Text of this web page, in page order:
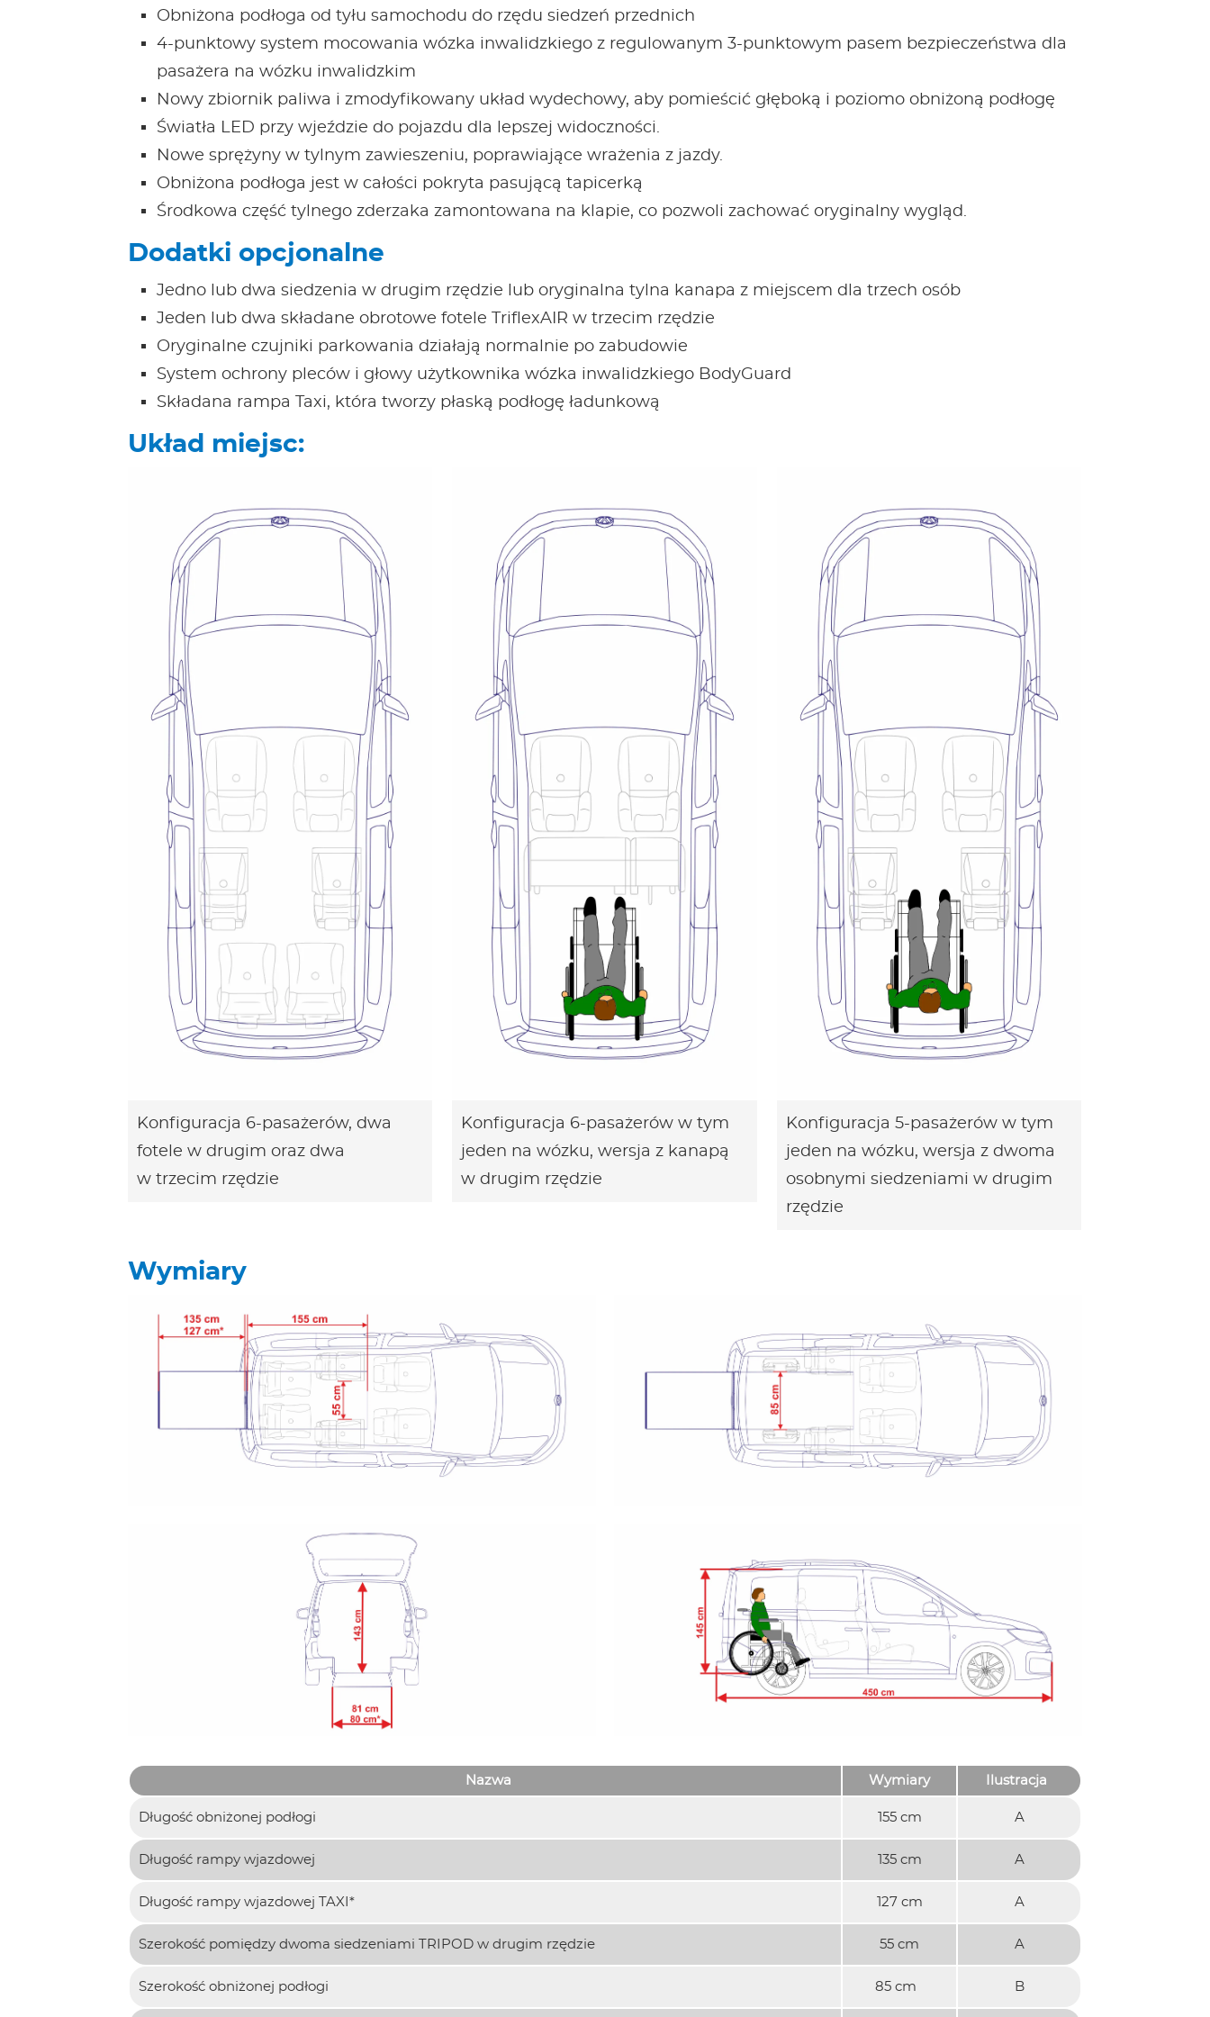
Obniżona podłoga od tyłu samochodu do rzędu siedzeń przednich
4-punktowy system mocowania wózka inwalidzkiego z regulowanym 3-punktowym pasem bezpieczeństwa dla
pasażera na wózku inwalidzkim
Nowy zbiornik paliwa i zmodyfikowany układ wydechowy, aby pomieścić głęboką i poziomo obniżoną podłogę
Światła LED przy wjeździe do pojazdu dla lepszej widoczności.
Nowe sprężyny w tylnym zawieszeniu, poprawiające wrażenia z jazdy.
Obniżona podłoga jest w całości pokryta pasującą tapicerką
Środkowa część tylnego zderzaka zamontowana na klapie, co pozwoli zachować oryginalny wygląd.
Dodatki opcjonalne
Jedno lub dwa siedzenia w drugim rzędzie lub oryginalna tylna kanapa z miejscem dla trzech osób
Jeden lub dwa składane obrotowe fotele TriflexAIR w trzecim rzędzie
Oryginalne czujniki parkowania działają normalnie po zabudowie
System ochrony pleców i głowy użytkownika wózka inwalidzkiego BodyGuard
Składana rampa Taxi, która tworzy płaską podłogę ładunkową
Układ miejsc:
Konfiguracja 6-pasażerów, dwa
fotele w drugim oraz dwa
w trzecim rzędzie
Konfiguracja 6-pasażerów w tym
jeden na wózku, wersja z kanapą
w drugim rzędzie
Konfiguracja 5-pasażerów w tym
jeden na wózku, wersja z dwoma
osobnymi siedzeniami w drugim
rzędzie
Wymiary
Nazwa Wymiary Ilustracja
Długość obniżonej podłogi 155 cm A
Długość rampy wjazdowej 135 cm A
Długość rampy wjazdowej TAXI* 127 cm A
Szerokość pomiędzy dwoma siedzeniami TRIPOD w drugim rzędzie 55 cm A
Szerokość obniżonej podłogi 85 cm B